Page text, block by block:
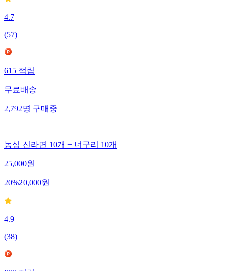
4.7
(57)
615적립
무료배송
2,792명구매중
농심 신라면 10개 + 너구리 10개
25,000원
20%20,000원
4.9
(38)